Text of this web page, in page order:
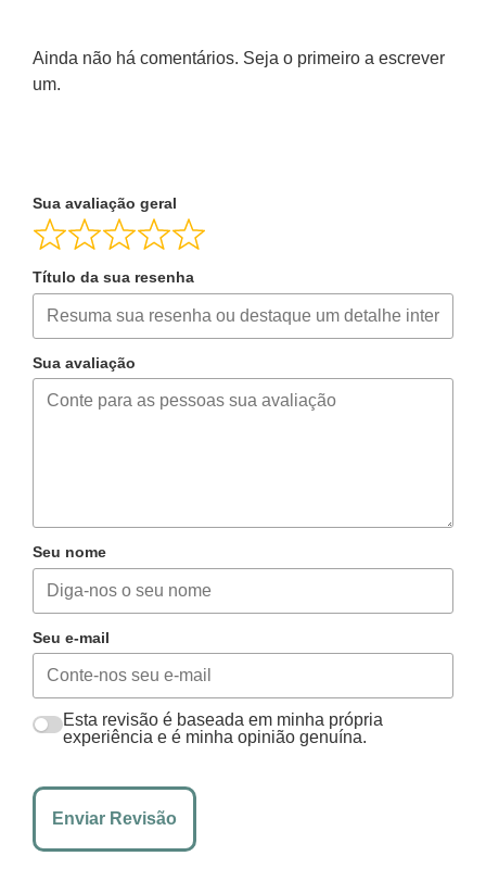
Ainda não há comentários. Seja o primeiro a escrever
um.
Sua avaliação geral
Título da sua resenha
Sua avaliação
Seu nome
Seu e-mail
Esta revisão é baseada em minha própria
experiência e é minha opinião genuína.
Enviar Revisão